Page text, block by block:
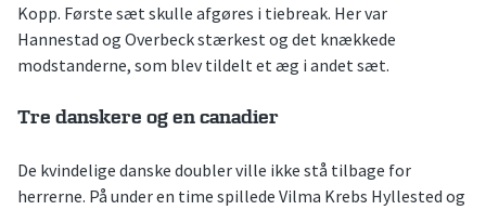
Kopp. Første sæt skulle afgøres i tiebreak. Her var
Hannestad og Overbeck stærkest og det knækkede
modstanderne, som blev tildelt et æg i andet sæt.
Tre danskere og en canadier
De kvindelige danske doubler ville ikke stå tilbage for
herrerne. På under en time spillede Vilma Krebs Hyllested og